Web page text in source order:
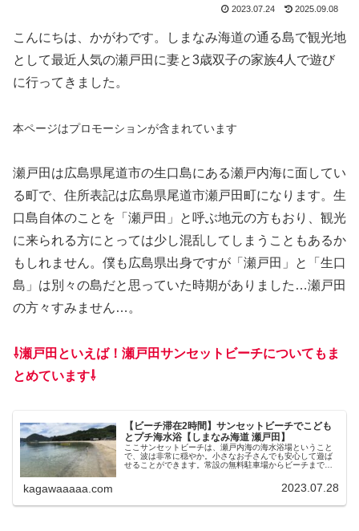
2023.07.24 2025.09.08
こんにちは、かがわです。しまなみ海道の通る島で観光地
として最近人気の瀬戸田に妻と3歳双子の家族4人で遊び
に行ってきました。
本ページはプロモーションが含まれています
瀬戸田は広島県尾道市の生口島にある瀬戸内海に面してい
る町で、住所表記は広島県尾道市瀬戸田町になります。生
口島自体のことを「瀬戸田」と呼ぶ地元の方もおり、観光
に来られる方にとっては少し混乱してしまうこともあるか
もしれません。僕も広島県出身ですが「瀬戸田」と「生口
島」は別々の島だと思っていた時期がありました…瀬戸田
の方々すみません…。
⇩瀬戸田といえば！瀬戸田サンセットビーチについてもま
とめています⇩
【ビーチ滞在2時間】サンセットビーチでこども
とプチ海水浴【しまなみ海道 瀬戸田】
ここサンセットビーチは、瀬戸内海の海水浴場ということ
で、波は非常に穏やか。小さなお子さんでも安心して遊ば
せることができます。常設の無料駐車場からビーチまでが
kagawaaaaa.com 2023.07.28